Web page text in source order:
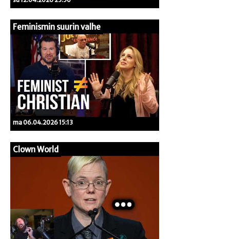
Feminismin suurin valhe
ma 06.04.2026 15:13
Clown World